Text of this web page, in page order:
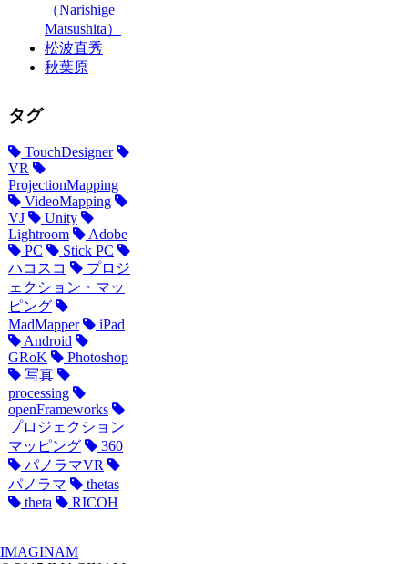
（Narishige
Matsushita）
松波直秀
秋葉原
タグ
TouchDesigner
VR
ProjectionMapping
VideoMapping
VJ
Unity
Lightroom
Adobe
PC
Stick PC
ハコスコ
プロジ
ェクション・マッ
ピング
MadMapper
iPad
Android
GRoK
Photoshop
写真
processing
openFrameworks
プロジェクション
マッピング
360
パノラマVR
パノラマ
thetas
theta
RICOH
IMAGINAM